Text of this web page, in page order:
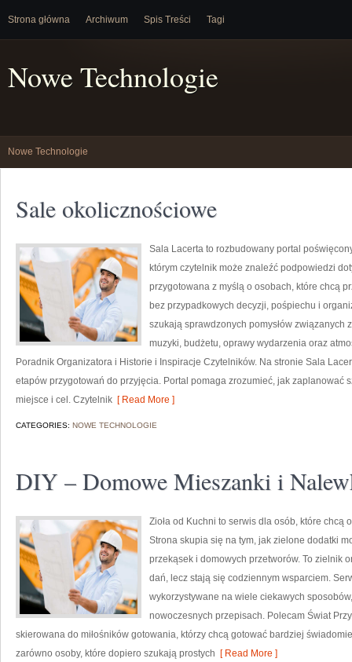
Strona główna Archiwum Spis Treści Tagi
Nowe Technologie
Nowe Technologie
Sale okolicznościowe
Sala Lacerta to rozbudowany portal
którym czytelnik może znaleźć podpowiedzi
przygotowana z myślą o osobach, które chcą
bez przypadkowych decyzji, pośpiechu i
szukają sprawdzonych pomysłów związanych
muzyki, budżetu, oprawy wydarzenia oraz
Poradnik Organizatora i Historie i Inspiracje Czytelników. Na stronie Sala
etapów przygotowań do przyjęcia. Portal pomaga zrozumieć, jak zaplanować
miejsce i cel. Czytelnik [ Read More ]
CATEGORIES: NOWE TECHNOLOGIE
DIY – Domowe Mieszanki i
Zioła od Kuchni to serwis dla osób, które chcą
Strona skupia się na tym, jak zielone dodatki
przekąsek i domowych przetworów. To zielnik
dań, lecz stają się codziennym wsparciem.
wykorzystywane na wiele ciekawych
nowoczesnych przepisach. Polecam Świat
skierowana do miłośników gotowania, którzy chcą gotować bardziej
zarówno osoby, które dopiero szukają prostych [ Read More ]